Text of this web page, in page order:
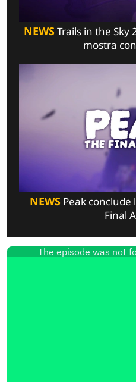
NEWSTrails in the Sky
mostra
NEWSPeak conclude
Final